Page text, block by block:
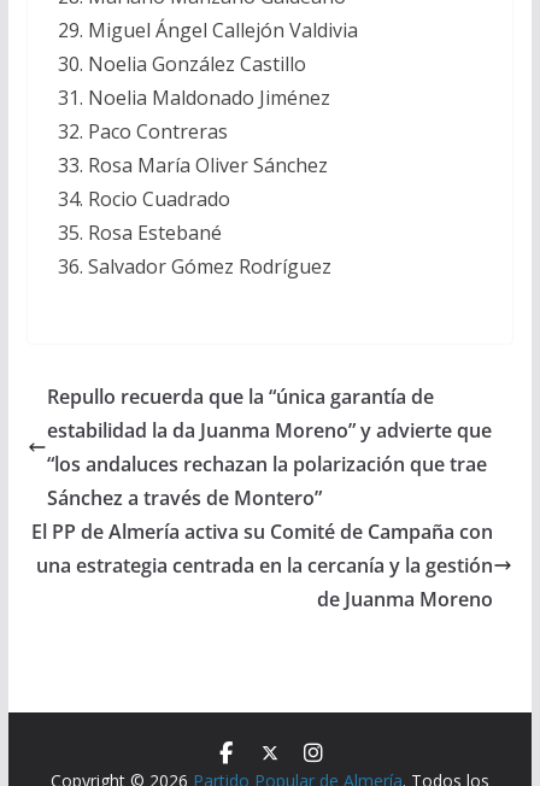
Miguel Ángel Callejón Valdivia
Noelia González Castillo
Noelia Maldonado Jiménez
Paco Contreras
Rosa María Oliver Sánchez
Rocio Cuadrado
Rosa Estebané
Salvador Gómez Rodríguez
Repullo recuerda que la “única garantía de
estabilidad la da Juanma Moreno” y advierte que
“los andaluces rechazan la polarización que trae
Sánchez a través de Montero”
El PP de Almería activa su Comité de Campaña con
una estrategia centrada en la cercanía y la gestión
de Juanma Moreno
Copyright © 2026 Partido Popular de Almería. Todos los